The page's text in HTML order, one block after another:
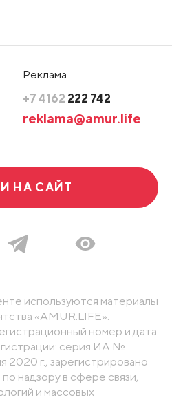
Реклама
+7 4162 222 742
reklama@amur.life
НА САЙТ
используются материалы
«AMUR.LIFE».
номер и дата
серия ИА №
г., зарегистрировано
надзору в сфере связи,
и массовых